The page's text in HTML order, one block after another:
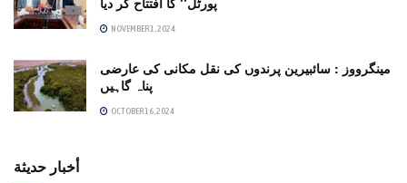
NOVEMBER 1, 2024
مینگرووز : سائبیرین پرندوں کی نقل مکانی کی عارضی
پناہ گاہیں
OCTOBER 16, 2024
أخبار حديثة